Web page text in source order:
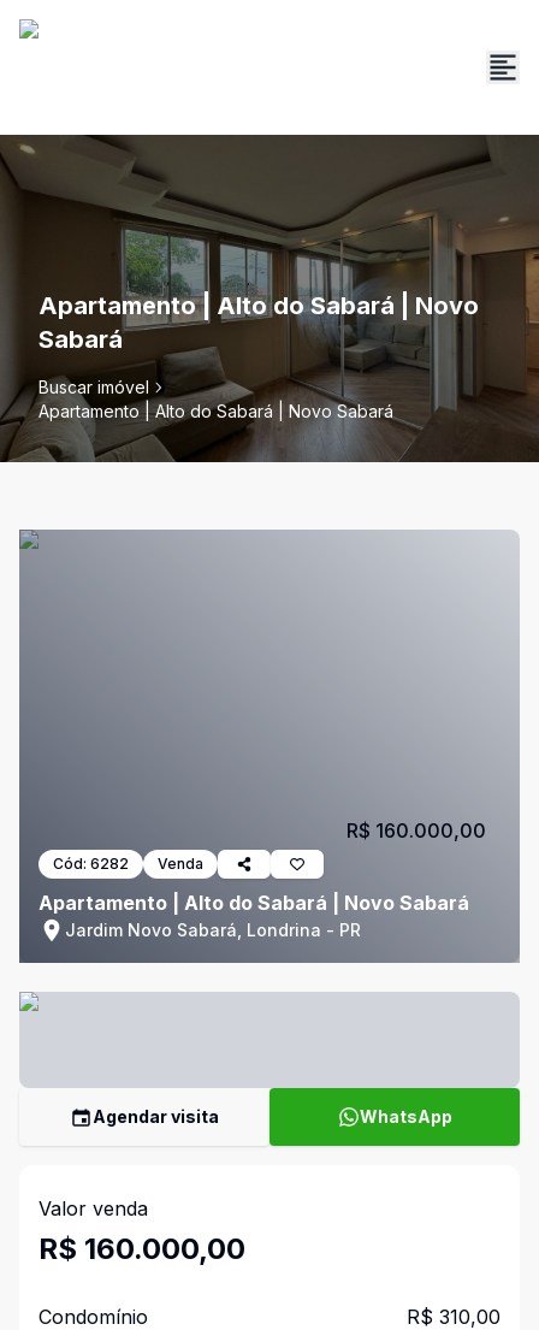
Apartamento | Alto do Sabará | Novo
Sabará
Buscar imóvel
Apartamento | Alto do Sabará | Novo Sabará
Cód: 6282 Venda
Apartamento | Alto do Sabará | Novo Sabará
Jardim Novo Sabará, Londrina - PR
R$ 160.000,00
Agendar visita WhatsApp
Valor venda
R$ 160.000,00
Condomínio R$ 310,00